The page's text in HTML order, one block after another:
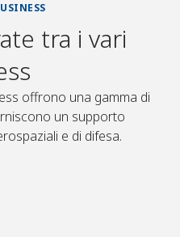
tra i vari
offrono una gamma di
un supporto
e di difesa.